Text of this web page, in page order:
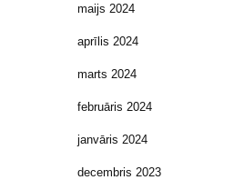
maijs 2024
aprīlis 2024
marts 2024
februāris 2024
janvāris 2024
decembris 2023